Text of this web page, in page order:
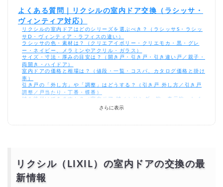
よくある質問｜リクシルの室内ドア交換（ラシッサ・
ヴィンティア対応）
リクシルの室内ドアはどのシリーズを選ぶべき？（ラシッサS・ラシッ
サD・ヴィンティア・ラフィスの違い）
ラシッサの色・素材は？（クリエアイボリー・クリエモカ・黒・グレ
ー・ネイビー、メラミンやアクリル・ガラス）
サイズ・寸法・厚みの目安は？（開き戸・引き戸・引き違い戸／親子・
両開き・ハイドア）
室内ドアの価格と相場は？（値段・一覧・コスパ、カタログ価格と掛け
率）
引き戸の「外し方」や「調整」はどうする？（引き戸 外し方／引き戸
調整／戸当たり・丁番・蝶番）
鍵を後付けできますか？（室内ドア 鍵／シリンダー錠・表示錠・トイ
ショールーム・カタログ・シミュレーションの使い分けは？（カタログ
ラスの選び方）
ペット（猫）対応にしたい（ペットドア／傷対策・補修）
枠を残す「カバー工法」で本当に1日交換できる？（リフォーム・取り
付け）
さらに表示
リクシル（LIXIL）の室内ドアの交換の最
新情報